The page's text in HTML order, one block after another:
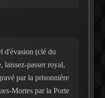
d'évasion (clé du
laissez-passer royal,
par la prisonnière
Mortes par la Porte